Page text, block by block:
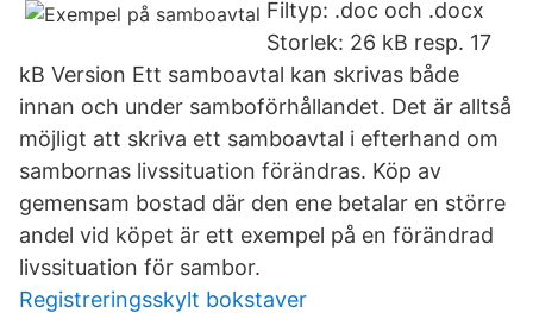
Filtyp: .doc och .docx
Storlek: 26 kB resp. 17
kB Version Ett samboavtal kan skrivas både
innan och under samboförhållandet. Det är alltså
möjligt att skriva ett samboavtal i efterhand om
sambornas livssituation förändras. Köp av
gemensam bostad där den ene betalar en större
andel vid köpet är ett exempel på en förändrad
livssituation för sambor.
Registreringsskylt bokstaver